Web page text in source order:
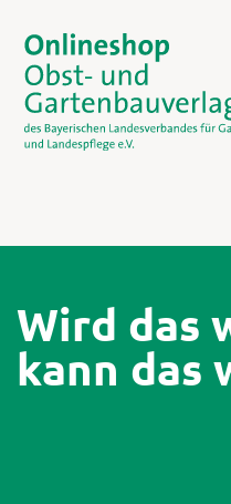
Wird das
kann das